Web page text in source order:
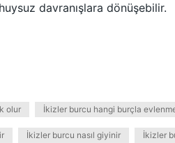
davranışlara dönüşebilir.
olur İkizler burcu hangi burçla
İkizler burcu nasıl giyinir İkizler